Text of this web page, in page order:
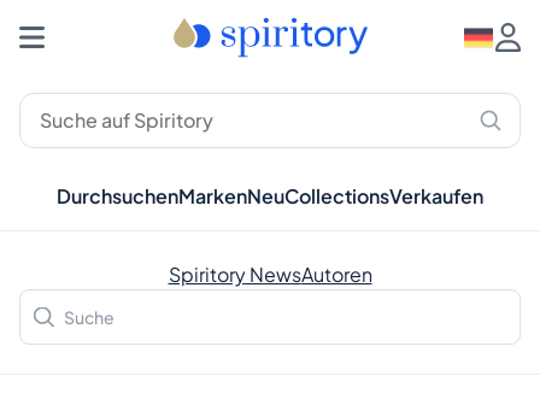
DurchsuchenMarkenNeuCollectionsVerkaufen
Spiritory NewsAutoren